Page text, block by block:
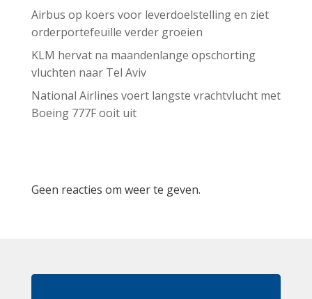
Airbus op koers voor leverdoelstelling en ziet
orderportefeuille verder groeien
KLM hervat na maandenlange opschorting
vluchten naar Tel Aviv
National Airlines voert langste vrachtvlucht met
Boeing 777F ooit uit
Geen reacties om weer te geven.